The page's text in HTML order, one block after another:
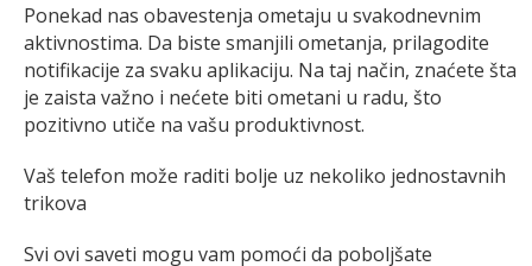
Ponekad nas obavestenja ometaju u svakodnevnim
aktivnostima. Da biste smanjili ometanja, prilagodite
notifikacije za svaku aplikaciju. Na taj način, znaćete šta
je zaista važno i nećete biti ometani u radu, što
pozitivno utiče na vašu produktivnost.
Vaš telefon može raditi bolje uz nekoliko jednostavnih
trikova
Svi ovi saveti mogu vam pomoći da poboljšate